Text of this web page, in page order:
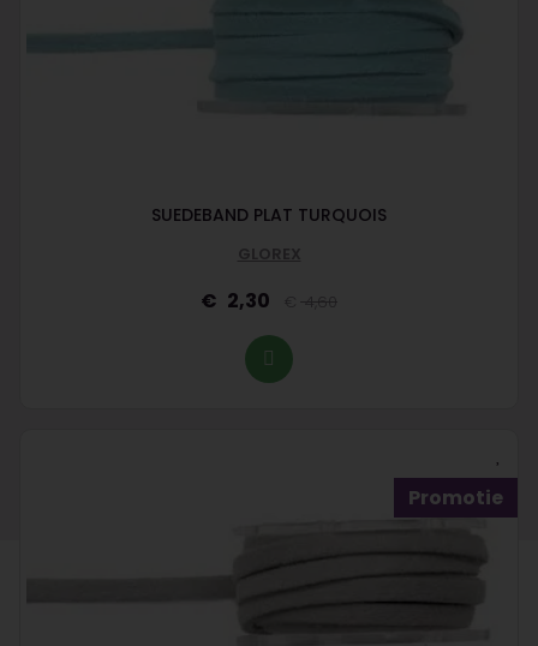
SUEDEBAND PLAT TURQUOIS
GLOREX
2,30 4,60
Promotie